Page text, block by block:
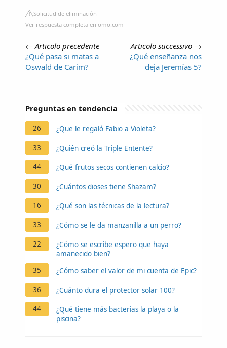
Solicitud de eliminación
Ver respuesta completa en omo.com
← Articolo precedente
¿Qué pasa si matas a
Oswald de Carim?
Articolo successivo →
¿Qué enseñanza nos
deja Jeremías 5?
Preguntas en tendencia
26 ¿Que le regaló Fabio a Violeta?
33 ¿Quién creó la Triple Entente?
44 ¿Qué frutos secos contienen calcio?
30 ¿Cuántos dioses tiene Shazam?
16 ¿Qué son las técnicas de la lectura?
33 ¿Cómo se le da manzanilla a un perro?
22
¿Cómo se escribe espero que haya
amanecido bien?
35
¿Cómo saber el valor de mi cuenta de Epic?
36 ¿Cuánto dura el protector solar 100?
44
¿Qué tiene más bacterias la playa o la
piscina?